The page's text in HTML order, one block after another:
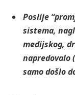
Poslije
sistema,
medijskog,
napredovalo
samo došlo